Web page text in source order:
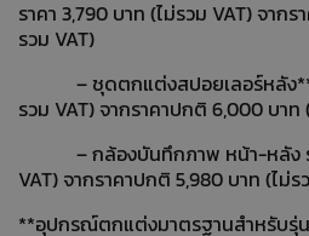
ราคา 3,790 บาท (ไม่รวม VAT) จาก
รวม VAT)
– ชุดตกแต่งสปอยเลอร์หลัง***
รวม VAT) จากราคาปกติ 6,000 บาท
– กล้องบันทึกภาพ หน้า-หลัง รา
VAT) จากราคาปกติ 5,980 บาท (ไม่ร
**อุปกรณ์ตกแต่งมาตรฐานสำหรับรุ่น